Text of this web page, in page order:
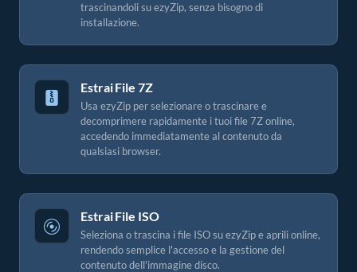
trascinandoli su ezyZip, senza bisogno di
installazione.
Estrai File 7Z
Usa ezyZip per selezionare o trascinare e
decomprimere rapidamente i tuoi file 7Z online,
accedendo immediatamente al contenuto da
qualsiasi browser.
Estrai File ISO
Seleziona o trascina i file ISO su ezyZip e aprili online,
rendendo semplice l'accesso e la gestione del
contenuto dell'immagine disco.